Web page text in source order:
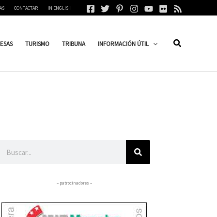
CONTACTAR IN ENGLISH
TURISMO TRIBUNA INFORMACIÓN ÚTIL
– patrocinadores –